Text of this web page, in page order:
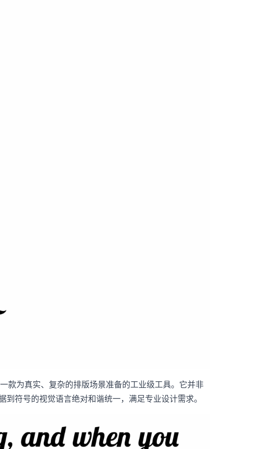
款为真实、复杂的排版场景准备的工业级工具。它并非
符号的视觉语言绝对和谐统一，满足专业设计需求。